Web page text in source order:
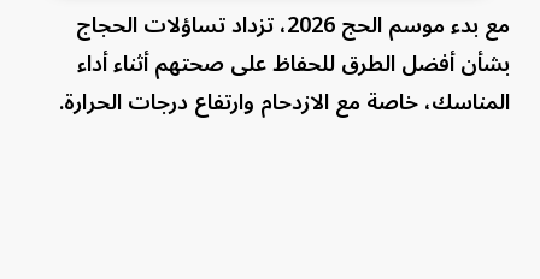
مع بدء موسم الحج 2026، تزداد تساؤلات الحجاج
بشأن أفضل الطرق للحفاظ على صحتهم أثناء أداء
المناسك، خاصة مع الازدحام وارتفاع درجات الحرارة.